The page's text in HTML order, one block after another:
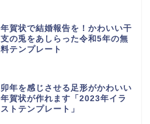
年賀状で結婚報告を！かわいい干
支の兎をあしらった令和5年の無
料テンプレート
卯年を感じさせる足形がかわいい
年賀状が作れます「2023年イラ
ストテンプレート」